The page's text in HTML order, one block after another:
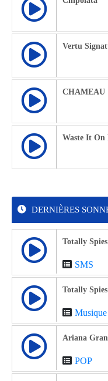
Vertu
CHAMEAU
Waste It On
DERNIÈRES
Totally Spies
SMS
Totally
Musique
Ariana
POP